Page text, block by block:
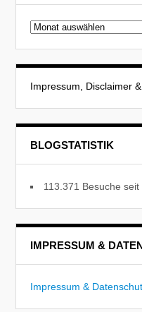
Beitragsarchiv
Impressum, Disclaimer
BLOGSTATISTIK
113.371 Besuche seit
IMPRESSUM &
Impressum &